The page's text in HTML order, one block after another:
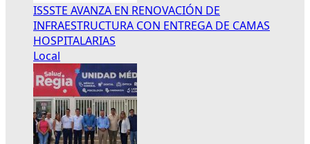
ISSSTE AVANZA EN RENOVACIÓN DE
INFRAESTRUCTURA CON ENTREGA DE CAMAS
HOSPITALARIAS
Local